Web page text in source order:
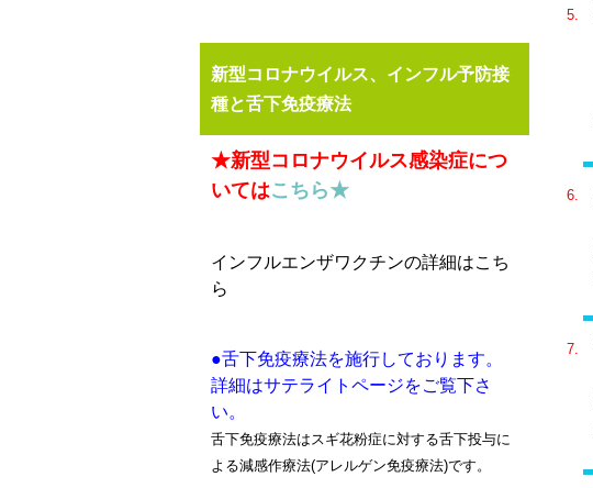
新型コロナウイルス、インフル予防接
種と舌下免疫療法
★新型コロナウイルス感染症につ
いてはこちら★
インフルエンザワクチンの詳細はこち
ら
●舌下免疫療法を施行しております。
詳細はサテライトページをご覧下さ
い。
舌下免疫療法はスギ花粉症に対する舌下投与に
よる減感作療法(アレルゲン免疫療法)です。